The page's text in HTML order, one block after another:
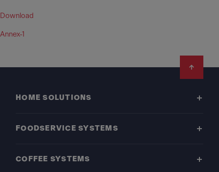
Download
Annex-1
HOME SOLUTIONS
FOODSERVICE SYSTEMS
COFFEE SYSTEMS